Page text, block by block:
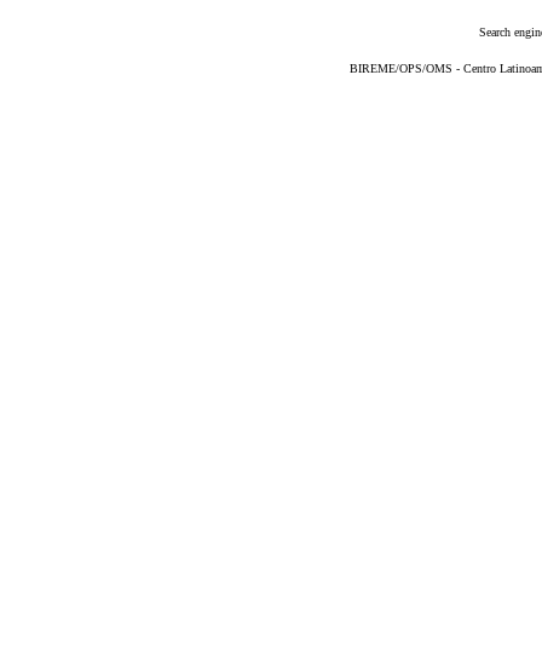
Search
BIREME/OPS/OMS - Centro